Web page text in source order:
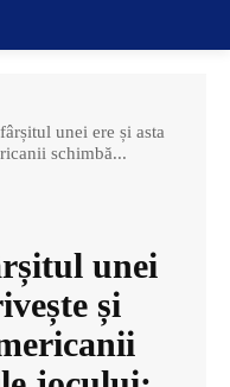
unei ere și asta
schimbă...
unei
și